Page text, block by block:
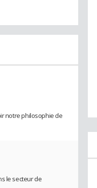
notre philosophie de
le secteur de